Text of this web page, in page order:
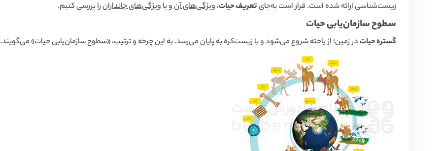
زیست‌شناسی ارائه شده است. قرار است به‌جایتعریف حیات، ویژگی‌های آنو یا ویژگی‌های جاندارانرا بررسی کنیم.
سطوح سازمان‌یابی حیات
گستره حیاتدر زمین؛ از یاخته شروع می‌شود و با زیست‌کره به پایان می‌رسد. به این چرخه و ترتیب، «سطوح سازمان‌یابی حیات» می‌گویند.